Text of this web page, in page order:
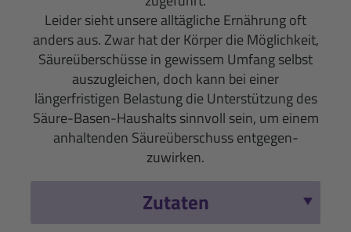
Leider sieht unsere alltägliche Ernäh­rung oft
anders aus. Zwar hat der Körper die Möglichkeit,
Säureüberschüsse in gewissem Umfang selbst
auszugleichen, doch kann bei einer
längerfristigen Belastung die Unterstützung des
Säure-Basen-Haushalts sinnvoll sein, um einem
anhaltenden Säureüberschuss entgegen­
zuwirken.
Zutaten